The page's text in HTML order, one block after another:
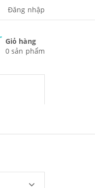
Đăng nhập
Giỏ hàng
0 sản phẩm